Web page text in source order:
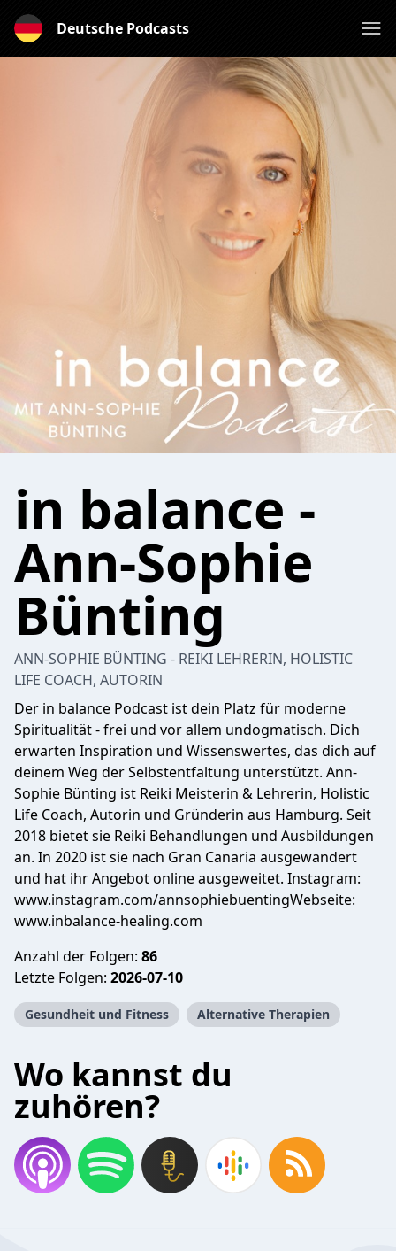
Deutsche Podcasts
in balance -
Ann-Sophie
Bünting
ANN-SOPHIE BÜNTING - REIKI LEHRERIN, HOLISTIC
LIFE COACH, AUTORIN
Der in balance Podcast ist dein Platz für moderne
Spiritualität - frei und vor allem undogmatisch. Dich
erwarten Inspiration und Wissenswertes, das dich auf
deinem Weg der Selbstentfaltung unterstützt. Ann-
Sophie Bünting ist Reiki Meisterin & Lehrerin, Holistic
Life Coach, Autorin und Gründerin aus Hamburg. Seit
2018 bietet sie Reiki Behandlungen und Ausbildungen
an. In 2020 ist sie nach Gran Canaria ausgewandert
und hat ihr Angebot online ausgeweitet. Instagram:
www.instagram.com/annsophiebuentingWebseite:
www.inbalance-healing.com
Anzahl der Folgen: 86
Letzte Folgen: 2026-07-10
Gesundheit und Fitness Alternative Therapien
Wo kannst du
zuhören?